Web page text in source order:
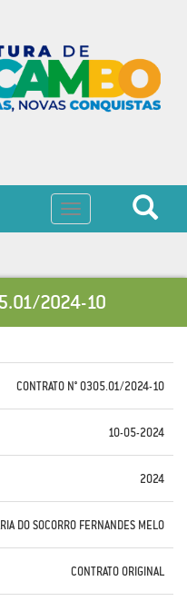
Toggle
navigation
2024-10
CONTRATO N° 0305.01/2024-10
10-05-2024
2024
DO SOCORRO FERNANDES MELO
CONTRATO ORIGINAL